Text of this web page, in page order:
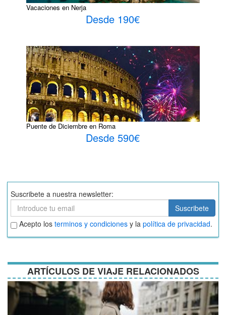
Vacaciones en Nerja
Desde 190€
Puente de Diciembre en Roma
Desde 590€
Suscribete a nuestra newsletter:
Suscribete
Suscribete
Aceptar
términos
y
Acepto los terminos y condiciones y la política de privacidad.
ARTÍCULOS DE VIAJE RELACIONADOS